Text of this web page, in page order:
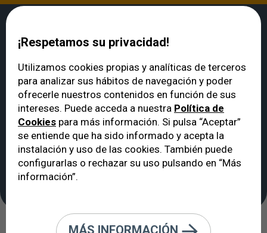
VERTE Enfermedades de los ojos y de la visión
Ojo rojo: causas,
síntomas y cuándo consultar al oftalmólogo
Ojo rojo: causas,
síntomas y cuándo
consultar al
oftalmólogo
¡Respetamos su privacidad!
Utilizamos cookies propias y analíticas de terceros
para analizar sus hábitos de navegación y poder
ofrecerle nuestros contenidos en función de sus
intereses. Puede acceda a nuestra Política de
Cookies para más información. Si pulsa “Aceptar”
se entiende que ha sido informado y acepta la
instalación y uso de las cookies. También puede
configurarlas o rechazar su uso pulsando en “Más
información”.